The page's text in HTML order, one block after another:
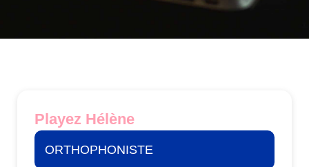
Playez Hélène
ORTHOPHONISTE